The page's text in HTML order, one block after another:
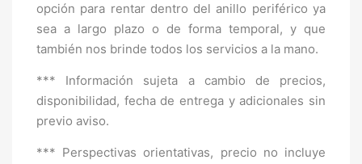
opción para rentar dentro del anillo periférico ya
sea a largo plazo o de forma temporal, y que
también nos brinde todos los servicios a la mano.
*** Información sujeta a cambio de precios,
disponibilidad, fecha de entrega y adicionales sin
previo aviso.
*** Perspectivas orientativas, precio no incluye